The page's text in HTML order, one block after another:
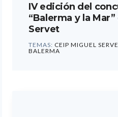
IV edición del
“Balerma y la Mar”
Servet
TEMAS: CEIP MIGUEL
BALERMA